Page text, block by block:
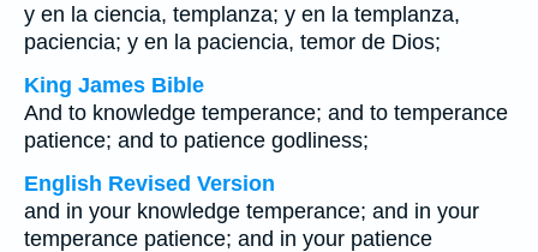
y en la ciencia, templanza; y en la templanza,
paciencia; y en la paciencia, temor de Dios;
King James Bible
And to knowledge temperance; and to temperance
patience; and to patience godliness;
English Revised Version
and in your knowledge temperance; and in your
temperance patience; and in your patience